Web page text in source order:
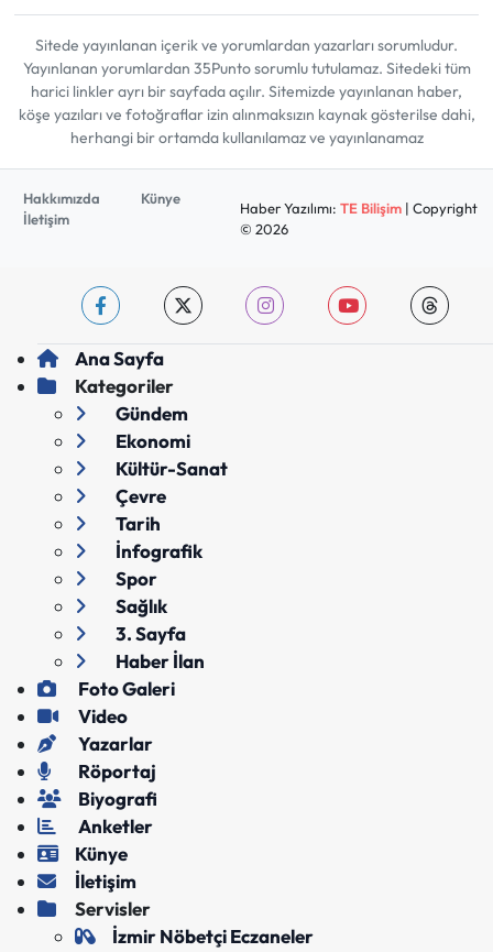
Sitede yayınlanan içerik ve yorumlardan yazarları sorumludur.
Yayınlanan yorumlardan 35Punto sorumlu tutulamaz. Sitedeki tüm
harici linkler ayrı bir sayfada açılır. Sitemizde yayınlanan haber,
köşe yazıları ve fotoğraflar izin alınmaksızın kaynak gösterilse dahi,
herhangi bir ortamda kullanılamaz ve yayınlanamaz
Hakkımızda
Künye
İletişim
Haber Yazılımı: TE Bilişim| Copyright
© 2026
Ana Sayfa
Kategoriler
Gündem
Ekonomi
Kültür-Sanat
Çevre
Tarih
İnfografik
Spor
Sağlık
3. Sayfa
Haber İlan
Foto Galeri
Video
Yazarlar
Röportaj
Biyografi
Anketler
Künye
İletişim
Servisler
İzmir Nöbetçi Eczaneler